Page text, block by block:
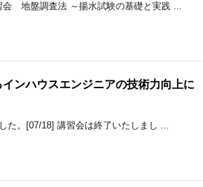
会 地盤調査法 ～揚水試験の基礎と実践 ...
ンハウスエンジニアの技術力向上に
た。[07/18] 講習会は終了いたしまし ...